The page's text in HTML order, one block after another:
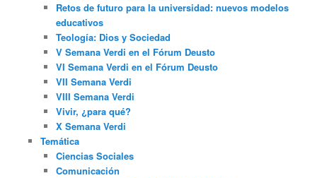
Retos de futuro para la universidad: nuevos modelos
educativos
Teología: Dios y Sociedad
V Semana Verdi en el Fórum Deusto
VI Semana Verdi en el Fórum Deusto
VII Semana Verdi
VIII Semana Verdi
Vivir, ¿para qué?
X Semana Verdi
Temática
Ciencias Sociales
Comunicación